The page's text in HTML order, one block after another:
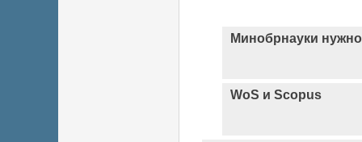
Минобрнауки нужно
WoS и Scopus